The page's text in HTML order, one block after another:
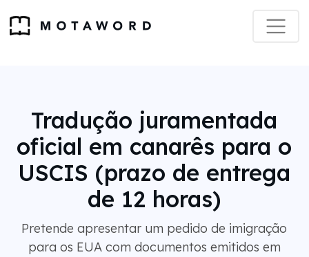
Tradução juramentada
oficial em canarês para o
USCIS (prazo de entrega
de 12 horas)
Pretende apresentar um pedido de imigração
para os EUA com documentos emitidos em